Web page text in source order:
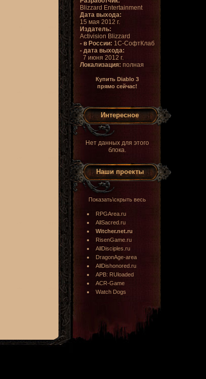
Blizzard Entertainment
Дата выхода:
15 мая 2012 г.
Издатель:
Activision Blizzard
- в России: 1С-СофтКлаб
- дата выхода:
7 июня 2012 г.
Локализация: полная
Купить Diablo 3
прямо сейчас!
Интересное
Нет данных для этого
блока.
Наши проекты
Показать\скрыть весь
RPGArea.ru
AllSacred.ru
Witcher.net.ru
RisenGame.ru
AllDisciples.ru
DragonAge-area
AllDishonored.ru
APB: RUloaded
ACR-Game
Watch Dogs